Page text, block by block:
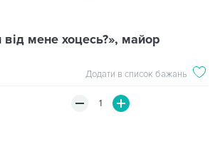
мене хоцесь?», майор
Додати в список бажань